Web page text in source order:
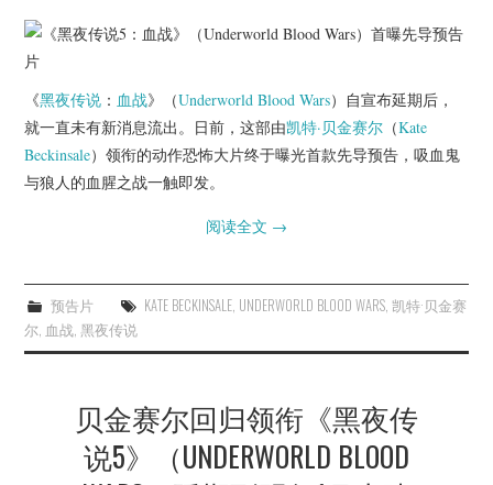
《黑夜传说 ： 血战》（Underworld Blood Wars）自宣布延期后，
就一直未有新消息流出。日前，这部由凯特·贝金赛尔 （Kate
Beckinsale）领衔的动作恐怖大片终于曝光首款先导预告，吸血鬼
与狼人的血腥之战一触即发。
阅读全文 →
预告片 KATE BECKINSALE, UNDERWORLD BLOOD WARS, 凯特·贝金赛
尔 血战 ,黑夜传说
贝金赛尔回归领衔《黑夜传
说5》（UNDERWORLD BLOOD